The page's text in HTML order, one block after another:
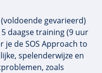
gevarieerd)
daagse training (9 uur
je de SOS Approach to
spelenderwijze en
zoals